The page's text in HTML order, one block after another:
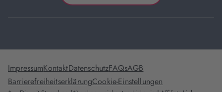
ImpressumKontaktDatenschutzFAQsAGB
BarrierefreiheitserklärungCookie-Einstellungen